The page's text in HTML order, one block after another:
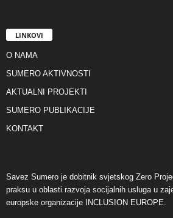
LINKOVI
O NAMA
SUMERO AKTIVNOSTI
AKTUALNI PROJEKTI
SUMERO PUBLIKACIJE
KONTAKT
Savez Sumero je dobitnik svjetskog Zero
praksu u oblasti razvoja socijalnih usluga u
europske organizacije INCLUSION EUROPE.